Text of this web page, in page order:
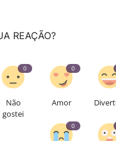
REAÇÃO?
0
Não
gostei
0
Amor
0